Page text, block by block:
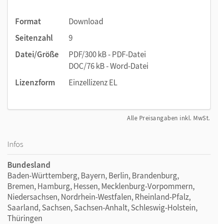
Format
Download
Seitenzahl
9
Datei/Größe
PDF/300 kB - PDF-Datei
DOC/76 kB - Word-Datei
Lizenzform
Einzellizenz EL
Alle Preisangaben inkl. MwSt.
Infos
Bundesland
Baden-Württemberg, Bayern, Berlin, Brandenburg,
Bremen, Hamburg, Hessen, Mecklenburg-Vorpommern,
Niedersachsen, Nordrhein-Westfalen, Rheinland-Pfalz,
Saarland, Sachsen, Sachsen-Anhalt, Schleswig-Holstein,
Thüringen